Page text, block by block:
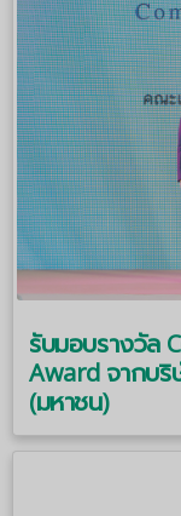
รับมอบรางวัล
Award จากบริ
(มหาชน)